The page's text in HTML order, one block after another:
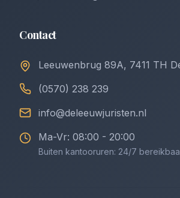
Contact
Leeuwenbrug 89A, 7411 TH
(0570) 238 239
info@deleeuwjuristen.nl
Ma-Vr: 08:00 - 20:00
Buiten kantooruren: 24/7